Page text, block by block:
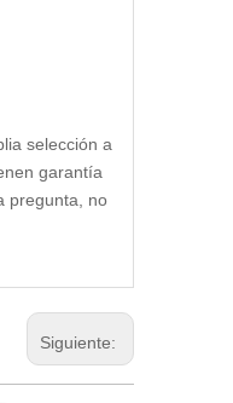
selección a
garantía
pregunta, no
Siguiente: